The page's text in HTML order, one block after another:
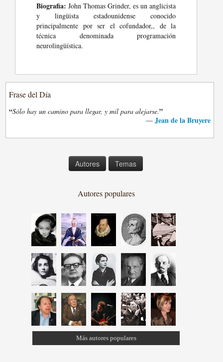
Biografia: John Thomas Grinder, es un anglicista
y lingüista estadounidense conocido
principalmente por ser el cofundador,, de la
técnica denominada programación
neurolingüística.
Frase del Día
“Sólo hay un camino para llegar, y mil para alejarse.”
— Jean de la Bruyere
Autores Temas
Autores populares
Más autores populares